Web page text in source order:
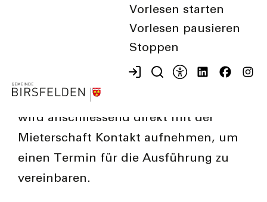
Vorlesen starten
Vorlesen pausieren
Stoppen
genaue Liegenschaftsadresse, die
betroffene Wohnung, die Mieterschaft
inklusive Telefonnummer sowie den
gewünschten Ausführungstermin mit.
Der Techniker der
wird anschliessend direkt mit der
Mieterschaft Kontakt aufnehmen, um
einen Termin für die Ausführung zu
vereinbaren.